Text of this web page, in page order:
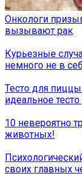
Онкологи
вызывают рак
Курьезные
немного не в
Тесто для
идеальное
10 невероятно
животных!
своих главных